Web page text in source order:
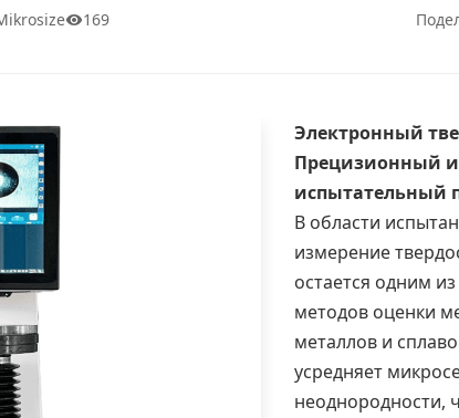
169
Электронный
Прецизионный
испытательный
В области
измерение
остается одним
методов оценки
металлов и
усредняет
неоднородности,